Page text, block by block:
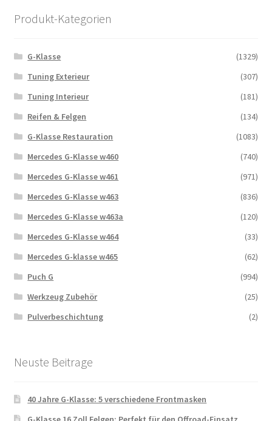
Produkt-Kategorien
G-Klasse
(1329)
Tuning Exterieur
(307)
Tuning Interieur
(181)
Reifen & Felgen
(134)
G-Klasse Restauration
(1083)
Mercedes G-Klasse w460
(740)
Mercedes G-Klasse w461
(971)
Mercedes G-Klasse w463
(836)
Mercedes G-Klasse w463a
(120)
Mercedes G-Klasse w464
(33)
Mercedes G-klasse w465
(62)
Puch G
(994)
Werkzeug Zubehör
(25)
Pulverbeschichtung
(2)
Neuste Beitrage
40 Jahre G-Klasse: 5 verschiedene Frontmasken